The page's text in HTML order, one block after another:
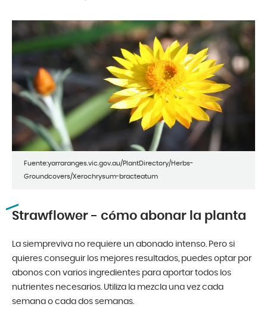
Fuente:yarraranges.vic.gov.au/PlantDirectory/Herbs-
Groundcovers/Xerochrysum-bracteatum
Strawflower - cómo abonar la planta
La siempreviva no requiere un abonado intenso. Pero si
quieres conseguir los mejores resultados, puedes optar por
abonos con varios ingredientes para aportar todos los
nutrientes necesarios. Utiliza la mezcla una vez cada
semana o cada dos semanas.